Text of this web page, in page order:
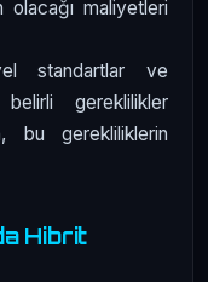
olacağı maliyetleri
standartlar ve
gereklilikler
bu gerekliliklerin
Hibrit